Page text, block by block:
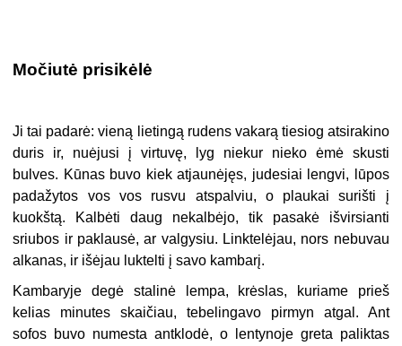
Močiutė prisikėlė
Ji tai padarė: vieną lietingą rudens vakarą tiesiog atsirakino
duris ir, nuėjusi į virtuvę, lyg niekur nieko ėmė skusti
bulves. Kūnas buvo kiek atjaunėjęs, judesiai lengvi, lūpos
padažytos vos vos rusvu atspalviu, o plaukai surišti į
kuokštą. Kalbėti daug nekalbėjo, tik pasakė išvirsianti
sriubos ir paklausė, ar valgysiu. Linktelėjau, nors nebuvau
alkanas, ir išėjau luktelti į savo kambarį.
Kambaryje degė stalinė lempa, krėslas, kuriame prieš
kelias minutes skaičiau, tebelingavo pirmyn atgal. Ant
sofos buvo numesta antklodė, o lentynoje greta paliktas